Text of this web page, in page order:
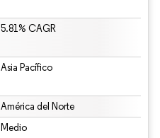
5.81% CAGR
Asia Pacífico
América del Norte
Medio